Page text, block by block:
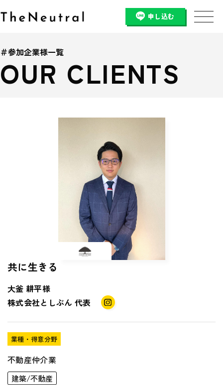
申し込む
＃参加企業様一覧
OUR CLIENTS
共に生きる
大釜 耕平様
株式会社としぶん 代表
業種・得意分野
不動産仲介業
建築/不動産